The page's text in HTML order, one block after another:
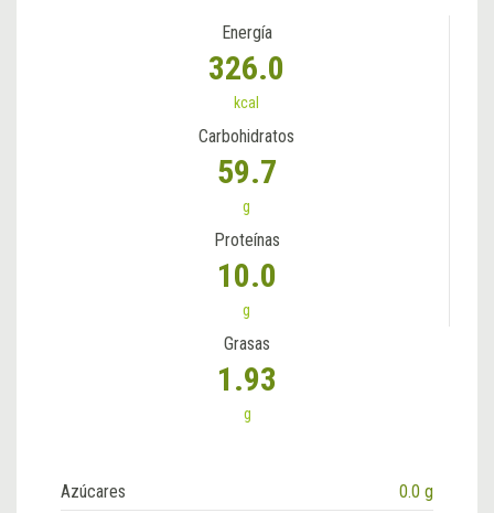
Energía
326.0
kcal
Carbohidratos
59.7
g
Proteínas
10.0
g
Grasas
1.93
g
Azúcares
0.0 g